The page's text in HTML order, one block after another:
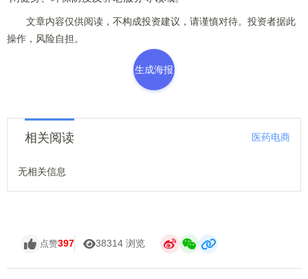
文章内容仅供阅读，不构成投资建议，请谨慎对待。投资者据此
操作，风险自担。
生成海报
相关阅读 医药电商
无相关信息
点赞397 38314 浏览